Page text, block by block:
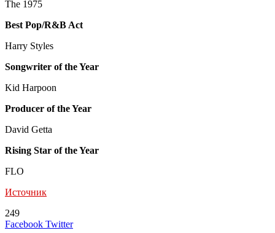
The 1975
Best Pop/R&B Act
Harry Styles
Songwriter of the Year
Kid Harpoon
Producer of the Year
David Getta
Rising Star of the Year
FLO
Источник
249
Facebook TwitterLinkedIn
Tumblr
Reddit
Вконтакте
Одноклассники
Skype
Messenger
Messenger
WhatsApp
Telegram
Viber
Line
Поделиться
Печатать